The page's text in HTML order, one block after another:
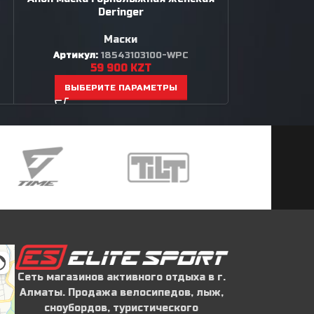
Deringer
Маски
Артикул: 18543103100-WPC
59 900 KZT
ВЫБЕРИТЕ ПАРАМЕТРЫ
Сеть магазинов активного отдыха в г.
Алматы. Продажа велосипедов, лыж,
сноубордов, туристического